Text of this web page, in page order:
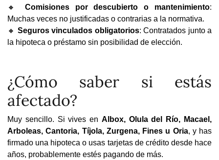
🔸 Comisiones por descubierto o mantenimiento:
Muchas veces no justificadas o contrarias a la normativa.
🔸 Seguros vinculados obligatorios: Contratados junto a
la hipoteca o préstamo sin posibilidad de elección.
¿Cómo saber si estás
afectado?
Muy sencillo. Si vives en Albox, Olula del Río, Macael,
Arboleas, Cantoria, Tíjola, Zurgena, Fines u Oria, y has
firmado una hipoteca o usas tarjetas de crédito desde hace
años, probablemente estés pagando de más.